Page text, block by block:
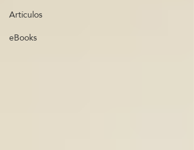
Artículos
eBooks